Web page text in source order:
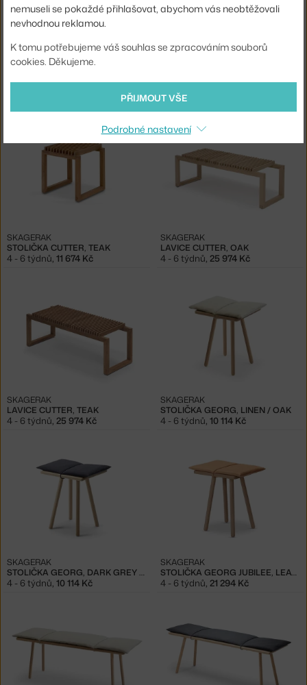
SKLÁPĚCÍ SEDÁTKO CUTTER, TEAK STOLIČKA CUTTER, OAK
4 - 6 týdnů
STOLIČKA CUTTER, TEAK
SKAGERAK
4 - 6 týdnů, 11 674 Kč
LAVICE CUTTER, OAK
SKAGERAK
4 - 6 týdnů, 25 974 Kč
LAVICE CUTTER, TEAK
SKAGERAK
4 - 6 týdnů, 25 974 Kč
STOLIČKA GEORG, LINEN / OAK
SKAGERAK
4 - 6 týdnů, 10 114 Kč
STOLIČKA GEORG, DARK GREY / OAK
SKAGERAK
4 - 6 týdnů, 10 114 Kč
STOLIČKA GEORG JUBILEE, LEATHER / OAK
SKAGERAK
4 - 6 týdnů, 21 294 Kč
nemuseli se pokaždé přihlašovat, abychom vás neobtěžovali
nevhodnou reklamou.
K tomu potřebujeme váš souhlas se zpracováním souborů
cookies. Děkujeme.
PŘIJMOUT VŠE
Podrobné nastavení